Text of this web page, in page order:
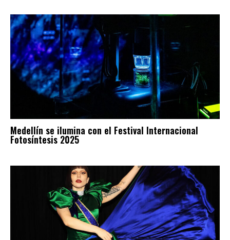
Medellín se ilumina con el Festival Internacional
Fotosíntesis 2025